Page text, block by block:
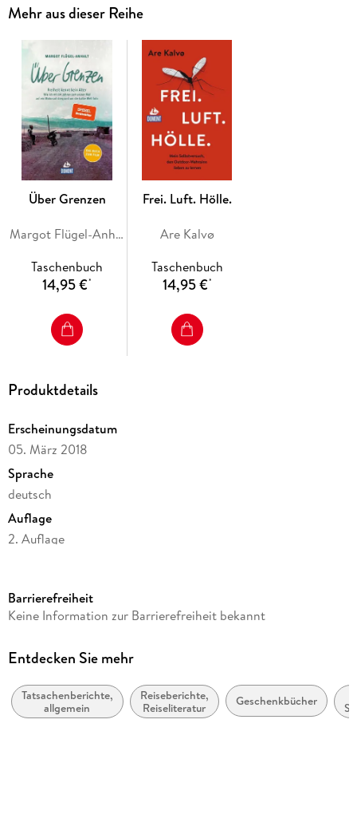
kann beginnen: 5000 Kilometer mit Helm und Hidschab -
und zahllosen unvergesslichen Begegnungen.
Mehr aus dieser Reihe
Über Grenzen
Margot Flügel-Anhalt, Titus Arnu
Taschenbuch
14,95 €*
Frei. Luft. Hölle.
Are Kalvø
Taschenbuch
14,95 €*
Produktdetails
Erscheinungsdatum
05. März 2018
Sprache
deutsch
Auflage
2. Auflage
Reihe
Autor/Autorin
Verlag/Hersteller
Dumont Reise Vlg GmbH + C
Barrierefreiheit
Keine Information zur Barrierefreiheit bekannt
Entdecken Sie mehr
Tatsachenberichte,
allgemein
Reiseberichte,
Reiseliteratur
Geschenkbücher